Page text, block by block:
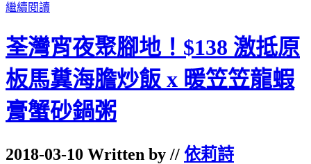
繼續閱讀
荃灣宵夜聚腳地！$138 激抵原
板馬糞海膽炒飯 x 暖笠笠龍蝦
膏蟹砂鍋粥
2018-03-10 Written by // 依莉詩